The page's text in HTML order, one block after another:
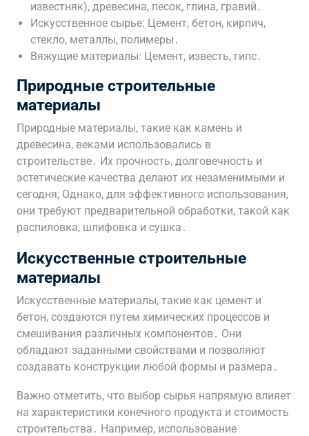
известняк), древесина, песок, глина, гравий․
Искусственное сырье: Цемент, бетон, кирпич,
стекло, металлы, полимеры․
Вяжущие материалы: Цемент, известь, гипс․
Природные строительные
материалы
Природные материалы, такие как камень и
древесина, веками использовались в
строительстве․ Их прочность, долговечность и
эстетические качества делают их незаменимыми и
сегодня; Однако, для эффективного использования,
они требуют предварительной обработки, такой как
распиловка, шлифовка и сушка․
Искусственные строительные
материалы
Искусственные материалы, такие как цемент и
бетон, создаются путем химических процессов и
смешивания различных компонентов․ Они
обладают заданными свойствами и позволяют
создавать конструкции любой формы и размера․
Важно отметить, что выбор сырья напрямую влияет
на характеристики конечного продукта и стоимость
строительства․ Например, использование